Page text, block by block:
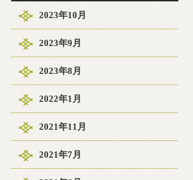
2023年10月
2023年9月
2023年8月
2022年1月
2021年11月
2021年7月